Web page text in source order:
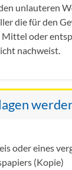
unlauteren
die für den
oder
nachweist.
oder eines
(Kopie)